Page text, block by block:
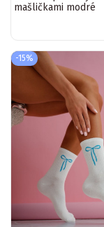
mašličkami modré
-15%